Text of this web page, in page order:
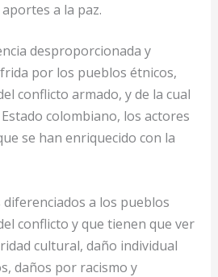
a la paz.
desproporcionada y
por los pueblos étnicos,
conflicto armado, y de la cual
colombiano, los actores
se han enriquecido con la
a los pueblos
conflicto y que tienen que ver
cultural, daño individual
daños por racismo y